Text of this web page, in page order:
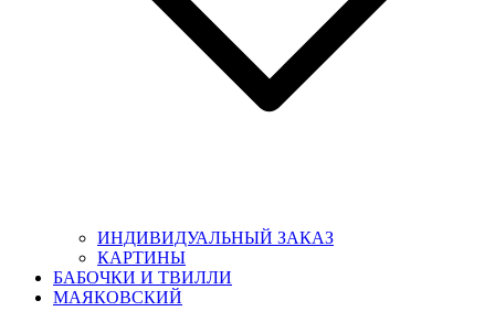
ИНДИВИДУАЛЬНЫЙ ЗАКАЗ
КАРТИНЫ
БАБОЧКИ И ТВИЛЛИ
МАЯКОВСКИЙ